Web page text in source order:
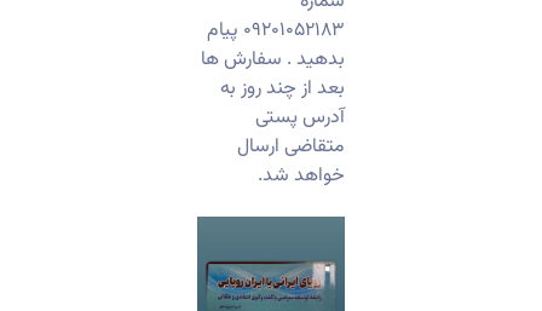
۰۹۲۰۱۰۵۲۱۸۳ پیام
بدهید . سفارش ها
بعد از چند روز به
آدرس پستی
متقاضی ارسال
خواهد شد.